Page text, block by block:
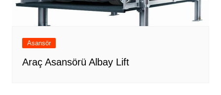
Asansör
Araç Asansörü Albay Lift